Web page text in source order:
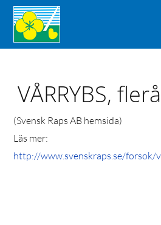
VÅRRYBS,
(Svensk Raps AB hemsida)
Läs mer:
http://www.svenskraps.se/forsok/